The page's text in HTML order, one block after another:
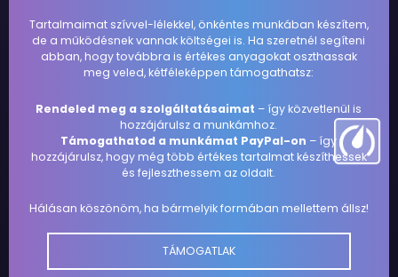
Tartalmaimat szívvel-lélekkel, önkéntes munkában készítem,
de a működésnek vannak költségei is. Ha szeretnél segíteni
abban, hogy továbbra is értékes anyagokat oszthassak
meg veled, kétféleképpen támogathatsz:
Rendeled meg a szolgáltatásaimat – így közvetlenül is
hozzájárulsz a munkámhoz.
Támogathatod a munkámat PayPal-on – így
hozzájárulsz, hogy még több értékes tartalmat készíthessek
és fejleszthessem az oldalt.
Hálásan köszönöm, ha bármelyik formában mellettem állsz!
TÁMOGATLAK